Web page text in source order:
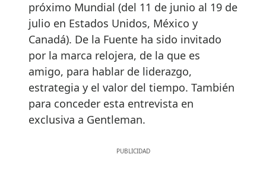
próximo Mundial (del 11 de junio al 19 de
julio en Estados Unidos, México y
Canadá). De la Fuente ha sido invitado
por la marca relojera, de la que es
amigo, para hablar de liderazgo,
estrategia y el valor del tiempo. También
para conceder esta entrevista en
exclusiva a Gentleman.